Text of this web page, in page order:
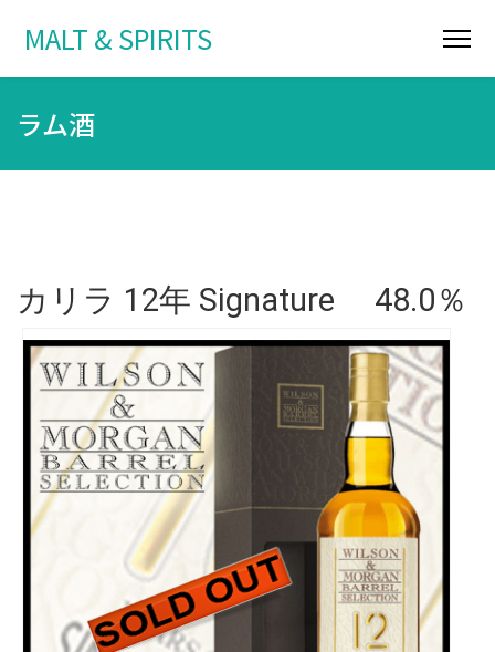
MALT & SPIRITS
ラム酒
カリラ 12年 Signature 48.0％